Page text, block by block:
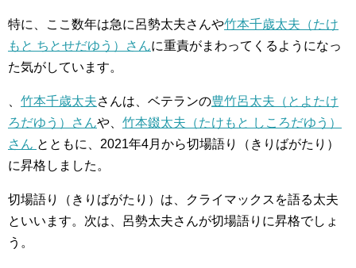
特に、ここ数年は急に呂勢太夫さんや竹本千歳太夫（たけ
もと ちとせだゆう）さんに重責がまわってくるようになっ
た気がしています。
竹本千歳太夫さんは、ベテランの豊竹呂太夫（とよたけ
ろだゆう）さんや、 竹本錣太夫（たけもと しころだゆう）
さん とともに、2021年4月から切場語り（きりばがたり）
に昇格しました。
切場語り（きりばがたり）は、クライマックスを語る太夫
といいます。次は、呂勢太夫さんが切場語りに昇格でしょ
う。